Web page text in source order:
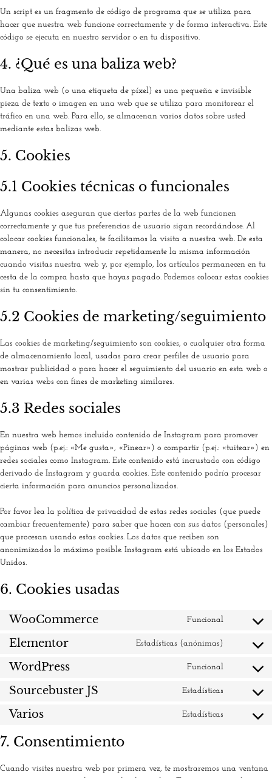
Un script es un fragmento de código de programa que se utiliza para
hacer que nuestra web funcione correctamente y de forma interactiva. Este
código se ejecuta en nuestro servidor o en tu dispositivo.
4. ¿Qué es una baliza web?
Una baliza web (o una etiqueta de píxel) es una pequeña e invisible
pieza de texto o imagen en una web que se utiliza para monitorear el
tráfico en una web. Para ello, se almacenan varios datos sobre usted
mediante estas balizas web.
5. Cookies
5.1 Cookies técnicas o funcionales
Algunas cookies aseguran que ciertas partes de la web funcionen
correctamente y que tus preferencias de usuario sigan recordándose. Al
colocar cookies funcionales, te facilitamos la visita a nuestra web. De esta
manera, no necesitas introducir repetidamente la misma información
cuando visitas nuestra web y, por ejemplo, los artículos permanecen en tu
cesta de la compra hasta que hayas pagado. Podemos colocar estas cookies
sin tu consentimiento.
5.2 Cookies de marketing/seguimiento
Las cookies de marketing/seguimiento son cookies, o cualquier otra forma
de almacenamiento local, usadas para crear perfiles de usuario para
mostrar publicidad o para hacer el seguimiento del usuario en esta web o
en varias webs con fines de marketing similares.
5.3 Redes sociales
En nuestra web hemos incluido contenido de Instagram para promover
páginas web (p.ej.: «Me gusta», «Pinear») o compartir (p.ej.: «tuitear») en
redes sociales como Instagram. Este contenido está incrustado con código
derivado de Instagram y guarda cookies. Este contenido podría procesar
cierta información para anuncios personalizados.
Por favor lea la política de privacidad de estas redes sociales (que puede
cambiar frecuentemente) para saber que hacen con sus datos (personales)
que procesan usando estas cookies. Los datos que reciben son
anonimizados lo máximo posible. Instagram está ubicado en los Estados
Unidos.
6. Cookies usadas
WooCommerce Funcional
Elementor Estadísticas (anónimas)
WordPress Funcional
Sourcebuster JS Estadísticas
Varios Estadísticas
7. Consentimiento
Cuando visites nuestra web por primera vez, te mostraremos una ventana